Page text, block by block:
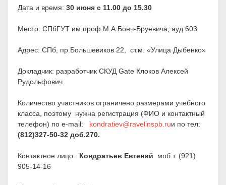
Дата и время: 30 июня с 11.00 до 15.30
Место: СПбГУТ им.проф.М.А.Бонч-Бруевича, ауд.603
Адрес: СПб, пр.Большевиков 22, ст.м. «Улица Дыбенко»
Докладчик: разработчик СКУД Gate Клоков Алексей
Рудольфович
Количество участников ограничено размерами учебного
класса, поэтому нужна регистрация (ФИО и контактный
телефон) по e-mail: kondratiev@ravelinspb.ruи по тел:
(812)327-50-32 доб.270.
Контактное лицо : Кондратьев Евгений моб.т. (921)
905-14-16